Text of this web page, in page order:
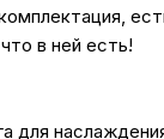
в ней есть!
для